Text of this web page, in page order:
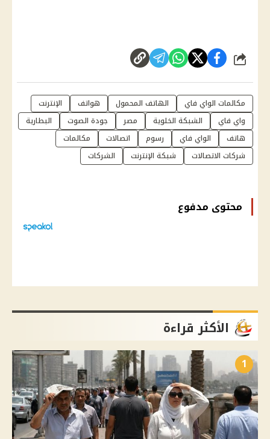
شارك
مكالمات الواي فاي الهاتف المحمول هواتف
الإنترنت
واي فاي
الشبكة الخلوية مصر جودة الصوت
البطارية
هاتف
الواي فاي رسوم اتصالات
مكالمات
شركات الاتصالات
شبكة الإنترنت الشركات
محتوى مدفوع
الأكثر قراءة
1